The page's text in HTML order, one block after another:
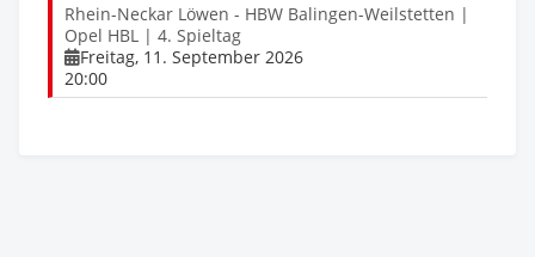
Rhein-Neckar Löwen - HBW Balingen-Weilstetten |
Opel HBL | 4. Spieltag
Freitag, 11. September 2026
20:00